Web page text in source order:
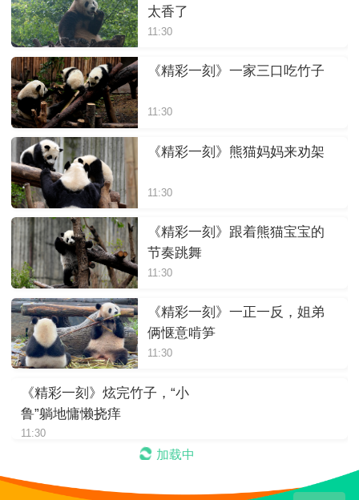
太香了
11:30
《精彩一刻》一家三口吃竹子
11:30
《精彩一刻》熊猫妈妈来劝架
11:30
《精彩一刻》跟着熊猫宝宝的
节奏跳舞
11:30
《精彩一刻》一正一反，姐弟
俩惬意啃笋
11:30
《精彩一刻》炫完竹子，“小
鲁”躺地慵懒挠痒
11:30
加载中